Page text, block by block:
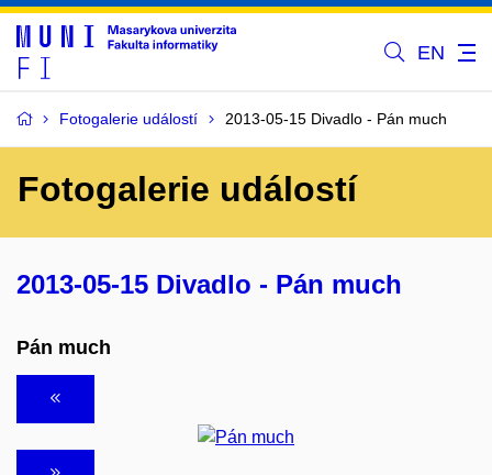
EN
Fotogalerie událostí 2013-05-15 Divadlo - Pán much
Fotogalerie událostí
2013-05-15 Divadlo - Pán much
Pán much